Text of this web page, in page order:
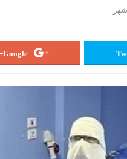
Google+